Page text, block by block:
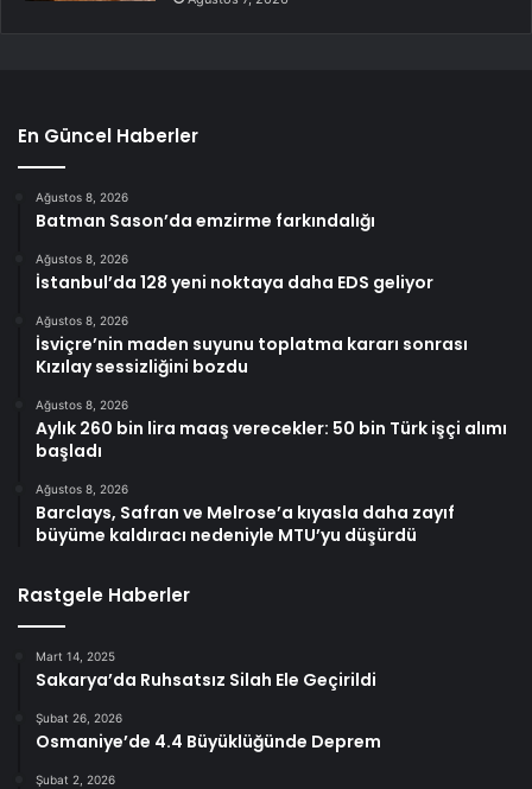
En Güncel Haberler
Ağustos 8, 2026
Batman Sason’da emzirme farkındalığı
Ağustos 8, 2026
İstanbul’da 128 yeni noktaya daha EDS geliyor
Ağustos 8, 2026
İsviçre’nin maden suyunu toplatma kararı sonrası
Kızılay sessizliğini bozdu
Ağustos 8, 2026
Aylık 260 bin lira maaş verecekler: 50 bin Türk işçi alımı
başladı
Ağustos 8, 2026
Barclays, Safran ve Melrose’a kıyasla daha zayıf
büyüme kaldıracı nedeniyle MTU’yu düşürdü
Rastgele Haberler
Mart 14, 2025
Sakarya’da Ruhsatsız Silah Ele Geçirildi
Şubat 26, 2026
Osmaniye’de 4.4 Büyüklüğünde Deprem
Şubat 2, 2026